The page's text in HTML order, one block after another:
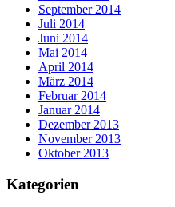
September 2014
Juli 2014
Juni 2014
Mai 2014
April 2014
März 2014
Februar 2014
Januar 2014
Dezember 2013
November 2013
Oktober 2013
Kategorien